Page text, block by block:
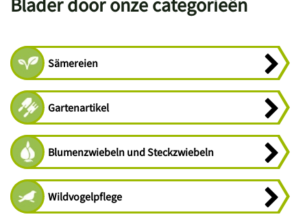
Sämereien
Gartenartikel
Blumenzwiebeln und Steckzwiebeln
Wildvogelpflege